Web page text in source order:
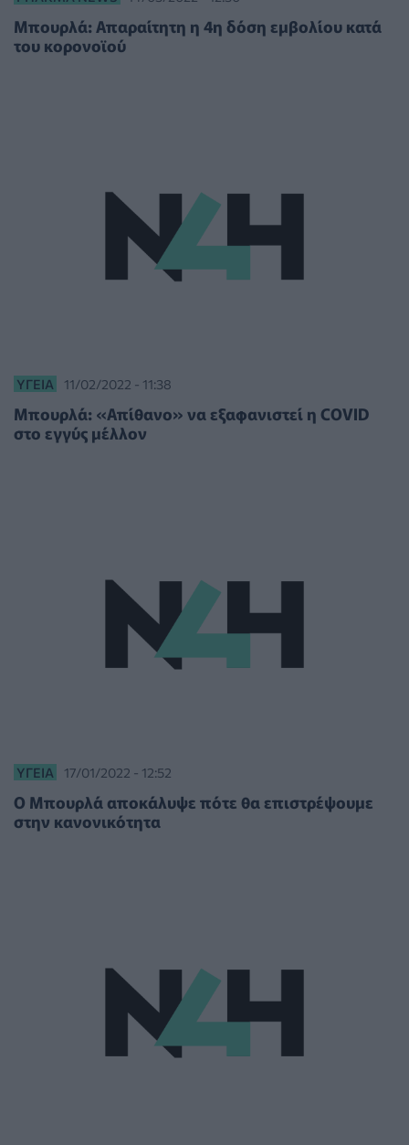
Μπουρλά: Απαραίτητη η 4η δόση εμβολίου κατά
του κορονοϊού
ΥΓΕΊΑ 11/02/2022 - 11:38
Μπουρλά: «Απίθανο» να εξαφανιστεί η COVID
στο εγγύς μέλλον
ΥΓΕΊΑ 17/01/2022 - 12:52
O Μπουρλά αποκάλυψε πότε θα επιστρέψουμε
στην κανονικότητα